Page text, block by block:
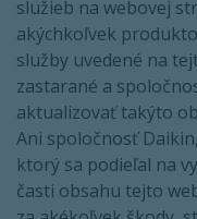
služieb na webovej
akýchkoľvek
služby uvedené na
zastarané a
aktualizovať takýto
Ani spoločnosť
ktorý sa podieľal na
časti obsahu tejto